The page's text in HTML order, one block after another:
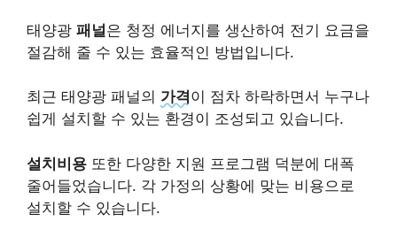
태양광 패널은 청정 에너지를 생산하여 전기 요금을
절감해 줄 수 있는 효율적인 방법입니다.
최근 태양광 패널의 가격이 점차 하락하면서 누구나
쉽게 설치할 수 있는 환경이 조성되고 있습니다.
설치비용 또한 다양한 지원 프로그램 덕분에 대폭
줄어들었습니다. 각 가정의 상황에 맞는 비용으로
설치할 수 있습니다.